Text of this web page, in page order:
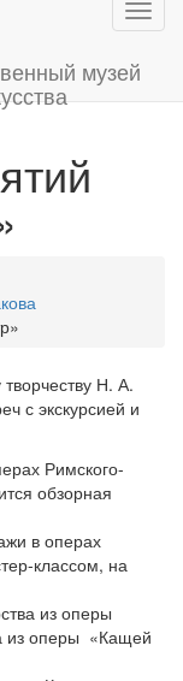
Н. А.
с экскурсией и
Римского-
обзорная
в операх
классом, на
из оперы
из оперы «Кащей